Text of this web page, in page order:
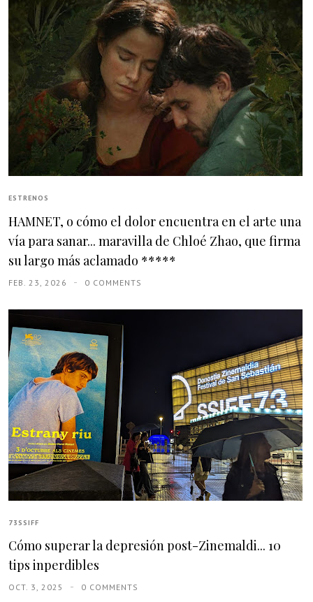
ESTRENOS
HAMNET, o cómo el dolor encuentra en el arte una
vía para sanar... maravilla de Chloé Zhao, que firma
su largo más aclamado *****
FEB. 23, 2026 0 COMMENTS
73SSIFF
Cómo superar la depresión post-Zinemaldi... 10
tips inperdibles
OCT. 3, 2025 0 COMMENTS